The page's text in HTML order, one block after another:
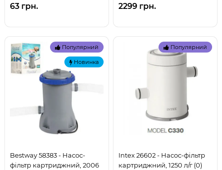
63 грн. 2299 грн.
Популярний
Новинка
Bestway 58383 - Насос-
фільтр картриджний, 2006
Популярний
Intex 26602 - Насос-фільтр
картриджний, 1250 л/г (0)